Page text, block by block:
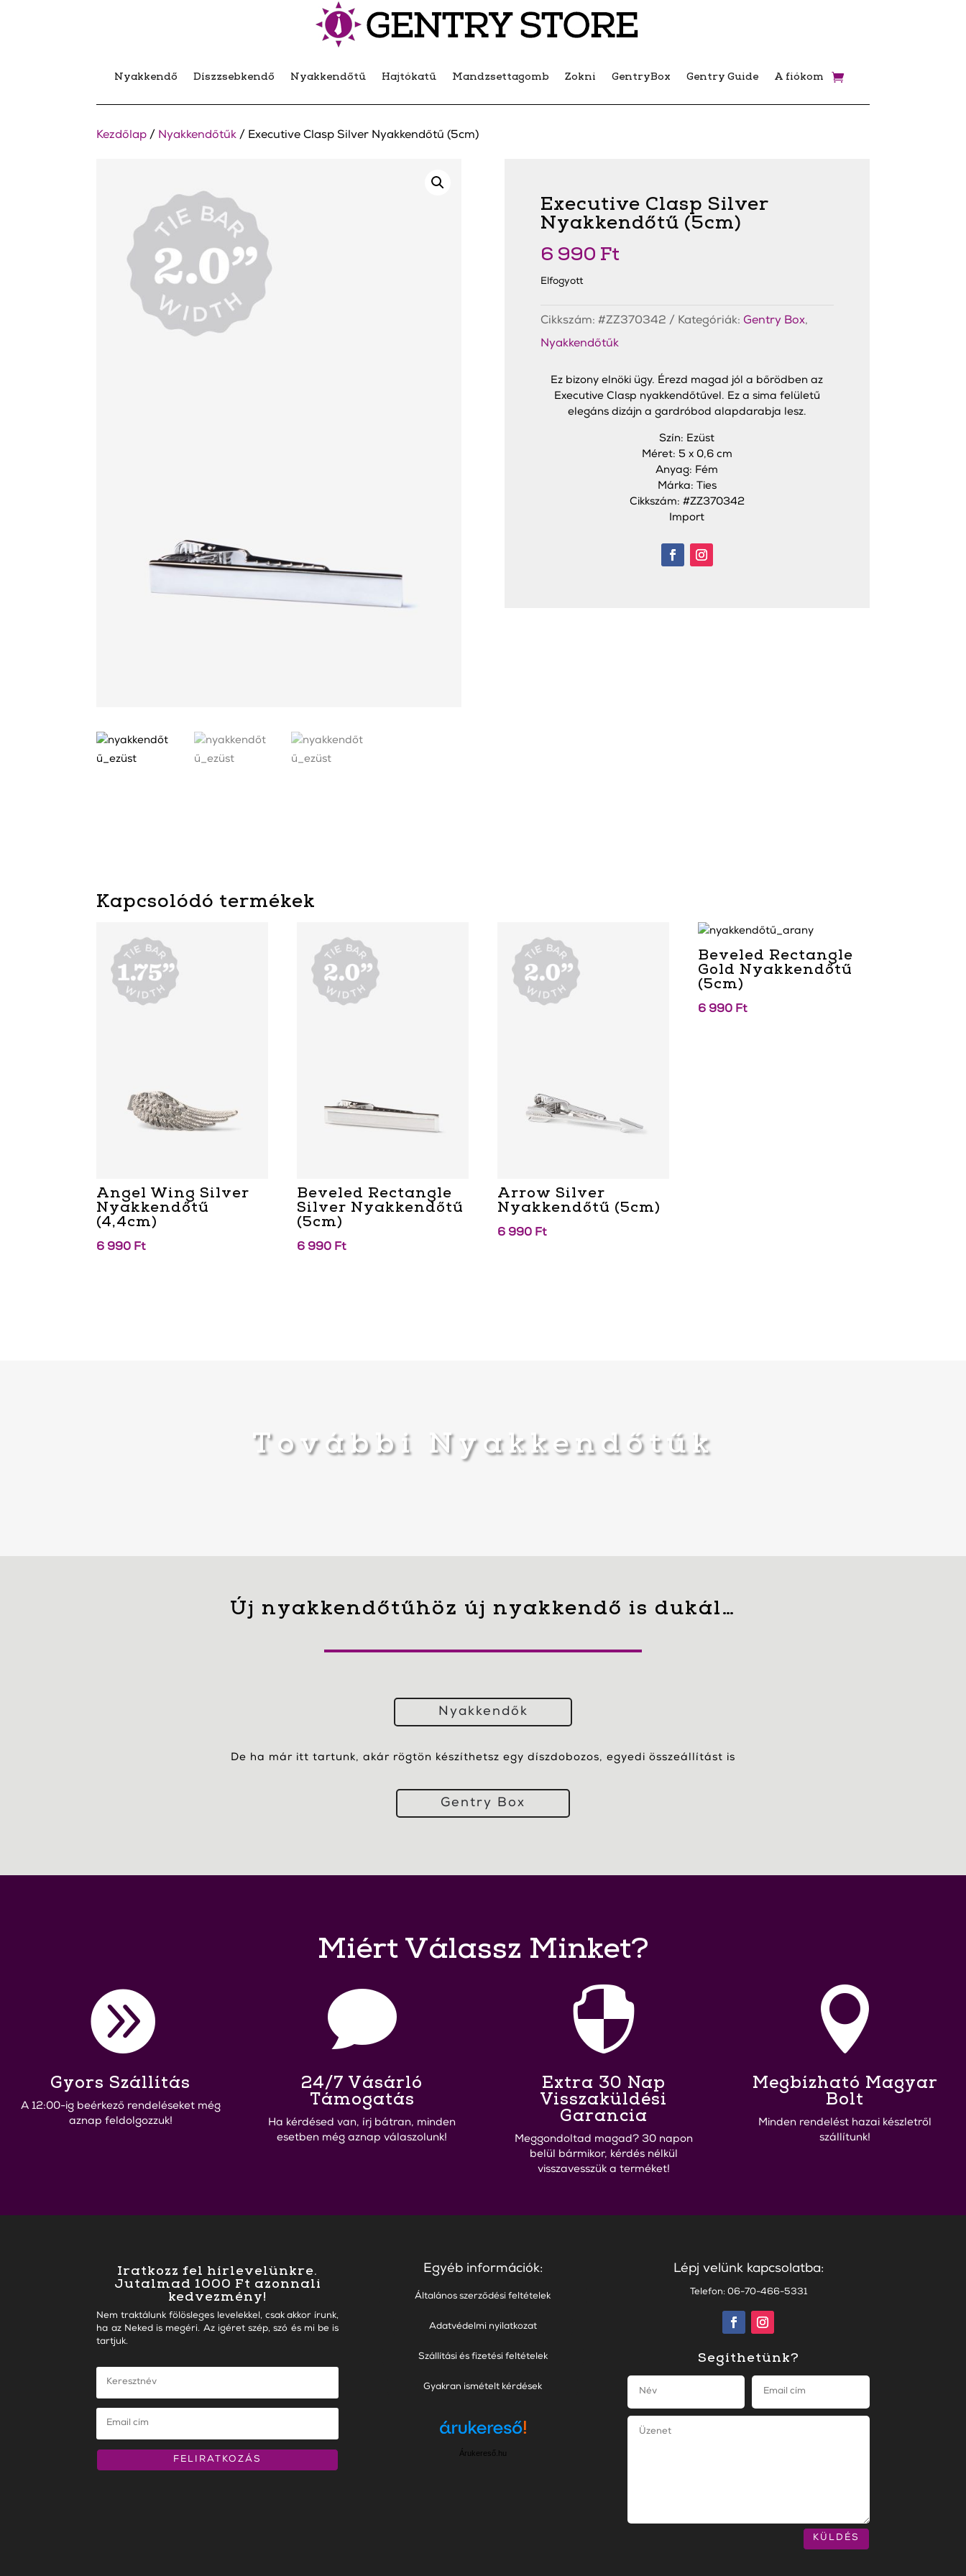
Nyakkendő Díszzsebkendő Nyakkendőtű Hajtókatű Mandzsettagomb Zokni GentryBox Gentry Guide A fiókom
Kezdőlap / Nyakkendőtűk / Executive Clasp Silver Nyakkendőtű (5cm)
Executive Clasp Silver
Nyakkendőtű (5cm)
6 990 Ft
Elfogyott
Cikkszám: #ZZ370342 Kategóriák: Gentry Box,
Nyakkendőtűk
Ez bizony elnöki ügy. Érezd magad jól a bőrödben az
Executive Clasp nyakkendőtűvel. Ez a sima felületű
elegáns dizájn a gardróbod alapdarabja lesz.
Szín: Ezüst
Méret: 5 x 0,6 cm
Anyag: Fém
Márka: Ties
Cikkszám: #ZZ370342
Import
Kapcsolódó termékek
Angel Wing Silver
Nyakkendőtű
(4,4cm)
6 990 Ft
Beveled Rectangle
Silver Nyakkendőtű
(5cm)
6 990 Ft
Arrow Silver
Nyakkendőtű (5cm)
6 990 Ft
Beveled Rectangle
Gold Nyakkendőtű
(5cm)
6 990 Ft
További Nyakkendőtűk
Új nyakkendőtűhöz új nyakkendő is dukál…
Nyakkendők
De ha már itt tartunk, akár rögtön készíthetsz egy díszdobozos, egyedi összeállítást is
Gentry Box
Miért Válassz Minket?

Gyors Szállítás
A 12:00-ig beérkező rendeléseket még
aznap feldolgozzuk!

24/7 Vásárló
Támogatás
Ha kérdésed van, írj bátran, minden
esetben még aznap válaszolunk!

Extra 30 Nap
Visszaküldési
Garancia
Meggondoltad magad? 30 napon
belül bármikor, kérdés nélkül
visszavesszük a terméket!

Megbízható Magyar
Bolt
Minden rendelést hazai készletről
szállítunk!
Iratkozz fel hírlevelünkre.
Jutalmad 1000 Ft azonnali
kedvezmény!
Nem traktálunk fölösleges levelekkel, csak akkor írunk,
ha az Neked is megéri. Az igéret szép, szó és mi be is
tartjuk.
FELIRATKOZÁS
Egyéb információk:
Általános szerződési feltételek
Adatvédelmi nyilatkozat
Szállítási és fizetési feltételek
Gyakran ismételt kérdések
Árukereső.hu
Lépj velünk kapcsolatba:
Telefon: 06-70-466-5331
Segíthetünk?
KÜLDÉS